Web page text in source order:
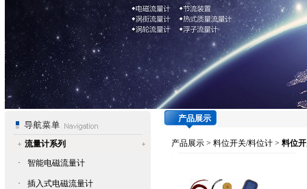
流量计系列
·
智能电磁流量计
· 插入式电磁流量计
产品展示
产品展示> 料位开关/料位计> 料位